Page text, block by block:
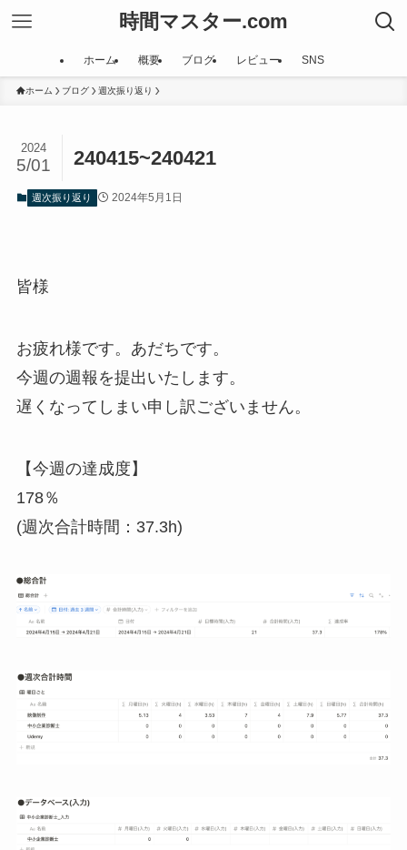
時間マスター.com
ホーム 概要 ブログ レビュー SNS
ホーム ブログ 週次振り返り
240415~240421
2024
5/01
週次振り返り 2024年5月1日
皆様
お疲れ様です。あだちです。
今週の週報を提出いたします。
遅くなってしまい申し訳ございません。
【今週の達成度】
178％
(週次合計時間：37.3h)